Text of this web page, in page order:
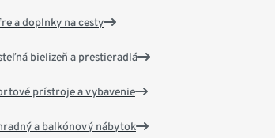
a doplnky na cesty
bielizeň a prestieradlá
prístroje a vybavenie
a balkónový nábytok